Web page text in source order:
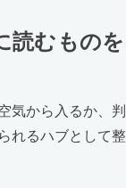
読むものを
気から入るか、判
れるハブとして整